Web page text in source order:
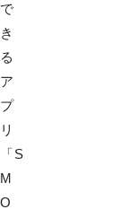
で
き
る
ア
プ
リ
「S
M
O